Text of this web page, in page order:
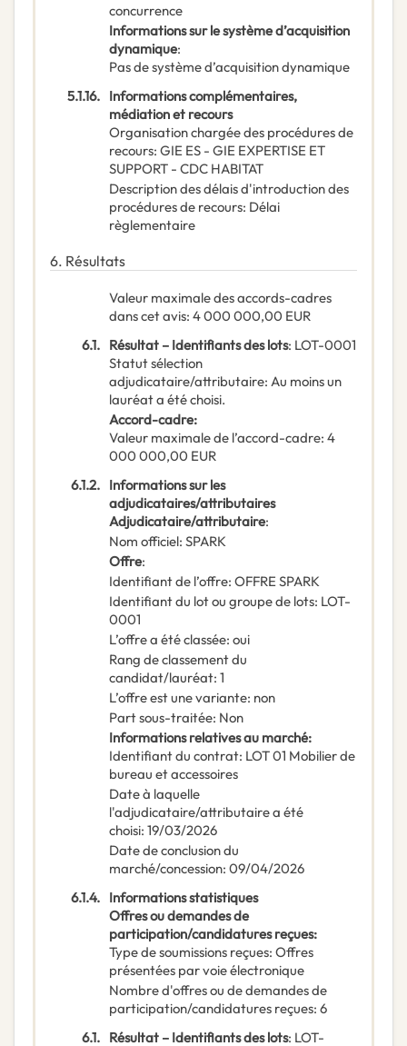
concurrence
Informations sur le système d’acquisition
dynamique:
Pas de système d’acquisition dynamique
5.1.16. Informations complémentaires,
médiation et recours
Organisation chargée des procédures de
recours: GIE ES - GIE EXPERTISE ET
SUPPORT - CDC HABITAT
Description des délais d'introduction des
procédures de recours: Délai
règlementaire
6. Résultats
Valeur maximale des accords-cadres
dans cet avis: 4 000 000,00 EUR
6.1. Résultat – Identifiants des lots: LOT-0001
Statut sélection
adjudicataire/attributaire: Au moins un
lauréat a été choisi.
Accord-cadre:
Valeur maximale de l’accord-cadre: 4
000 000,00 EUR
6.1.2. Informations sur les
adjudicataires/attributaires
Adjudicataire/attributaire:
Nom officiel: SPARK
Offre:
Identifiant de l’offre: OFFRE SPARK
Identifiant du lot ou groupe de lots: LOT-
0001
L’offre a été classée: oui
Rang de classement du
candidat/lauréat: 1
L’offre est une variante: non
Part sous-traitée: Non
Informations relatives au marché:
Identifiant du contrat: LOT 01 Mobilier de
bureau et accessoires
Date à laquelle
l'adjudicataire/attributaire a été
choisi: 19/03/2026
Date de conclusion du
marché/concession: 09/04/2026
6.1.4. Informations statistiques
Offres ou demandes de
participation/candidatures reçues:
Type de soumissions reçues: Offres
présentées par voie électronique
Nombre d'offres ou de demandes de
participation/candidatures reçues: 6
6.1. Résultat – Identifiants des lots: LOT-